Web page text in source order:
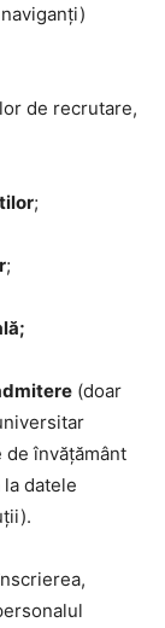
de recrutare,
;
;
(doar
învăţământ
datele